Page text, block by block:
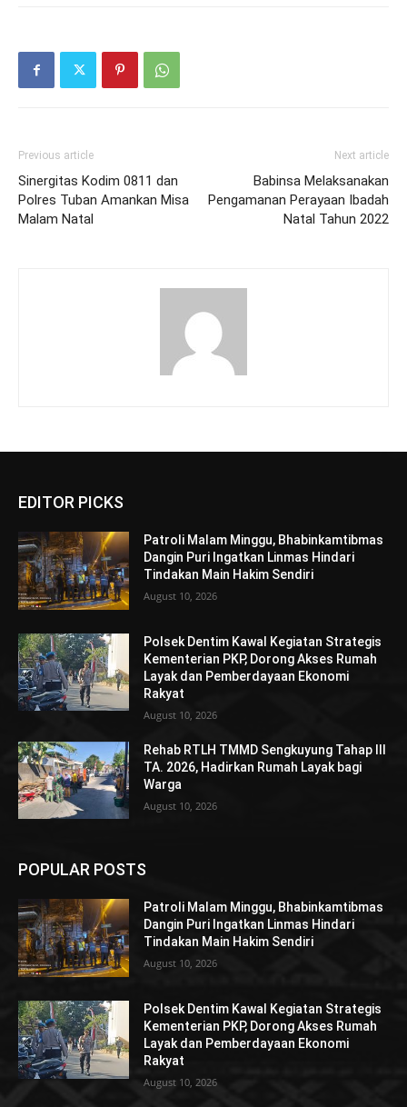
Previous article
Sinergitas Kodim 0811 dan
Polres Tuban Amankan Misa
Malam Natal
Next article
Babinsa Melaksanakan
Pengamanan Perayaan Ibadah
Natal Tahun 2022
EDITOR PICKS
Patroli Malam Minggu, Bhabinkamtibmas
Dangin Puri Ingatkan Linmas Hindari
Tindakan Main Hakim Sendiri
August 10, 2026
Polsek Dentim Kawal Kegiatan Strategis
Kementerian PKP, Dorong Akses Rumah
Layak dan Pemberdayaan Ekonomi
Rakyat
August 10, 2026
Rehab RTLH TMMD Sengkuyung Tahap III
TA. 2026, Hadirkan Rumah Layak bagi
Warga
August 10, 2026
POPULAR POSTS
Patroli Malam Minggu, Bhabinkamtibmas
Dangin Puri Ingatkan Linmas Hindari
Tindakan Main Hakim Sendiri
August 10, 2026
Polsek Dentim Kawal Kegiatan Strategis
Kementerian PKP, Dorong Akses Rumah
Layak dan Pemberdayaan Ekonomi
Rakyat
August 10, 2026